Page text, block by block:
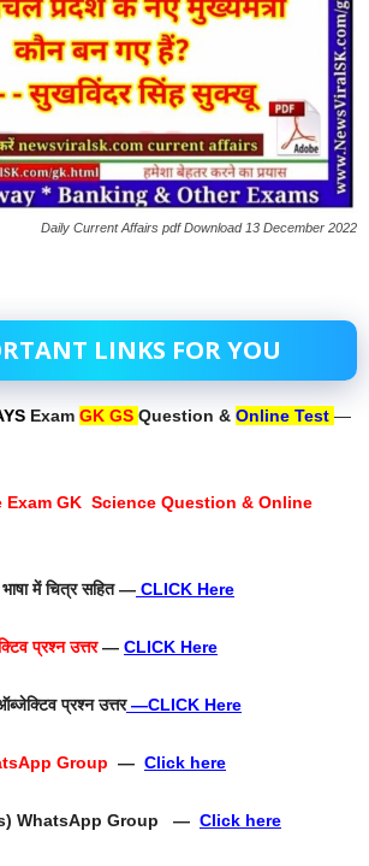
Daily Current Affairs pdf Download 13 December 2022
LINKS FOR YOU
Exam GK GS Question & Online Test —
Exam GK Science Question & Online
में चित्र सहित — CLICK Here
प्रश्न उत्तर— CLICK Here
प्रश्न उत्तर—CLICK Here
Group — Click here
WhatsApp Group — Click here